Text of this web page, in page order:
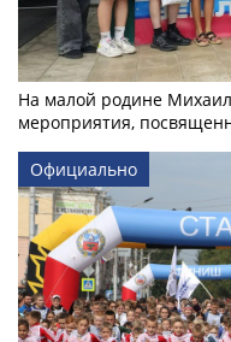
На малой родине
мероприятия,
Официально